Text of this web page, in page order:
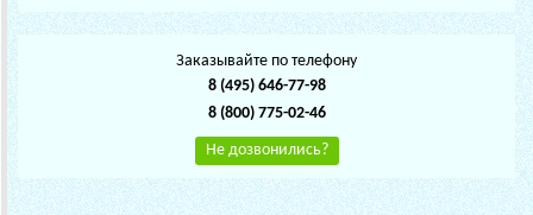
Заказывайте по телефону
8 (495) 646-77-98
8 (800) 775-02-46
Не дозвонились?